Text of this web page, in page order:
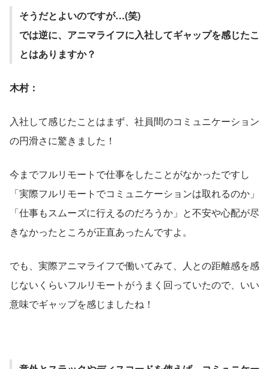
そうだとよいのですが…(笑)
では逆に、アニマライフに入社してギャップを感じたこ
とはありますか？
木村：
入社して感じたことはまず、社員間のコミュニケーション
の円滑さに驚きました！
今までフルリモートで仕事をしたことがなかったですし
「実際フルリモートでコミュニケーションは取れるのか」
「仕事もスムーズに行えるのだろうか」と不安や心配が尽
きなかったところが正直あったんですよ。
でも、実際アニマライフで働いてみて、人との距離感を感
じないくらいフルリモートがうまく回っていたので、いい
意味でギャップを感じましたね！